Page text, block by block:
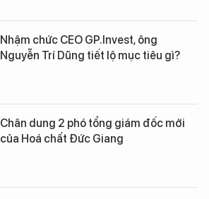
Nhậm chức CEO GP.Invest, ông
Nguyễn Trí Dũng tiết lộ mục tiêu gì?
Chân dung 2 phó tổng giám đốc mới
của Hoá chất Đức Giang